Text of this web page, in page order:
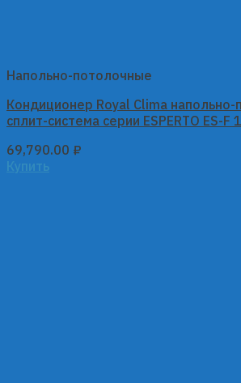
Напольно-потолочные
Кондиционер Royal Clima
сплит-система серии ESPERTO ES-F
69,790.00 ₽
Купить